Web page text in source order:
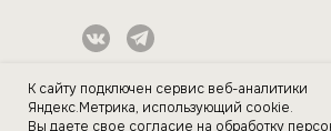
ИНН 564604077044
К сайту подключен сервис веб-аналитики
Яндекс.Метрика, использующий cookie.
Вы даете свое согласие на обработку